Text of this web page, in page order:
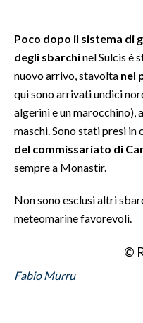
3 MINUTI CON
INSULARITÀ
INFO AZIENDE
ABBONATI
ANNUNCI
NECROLOGI
PUBBLICITÀ
Poco dopo il sistema di
degli sbarchinel Sulcis è
nuovo arrivo, stavolta nel
qui sono arrivati undici
algerini e un marocchino),
maschi. Sono stati presi in
del commissariato di
sempre a Monastir.
Non sono esclusi altri
meteomarine favorevoli.
©
Fabio Murru